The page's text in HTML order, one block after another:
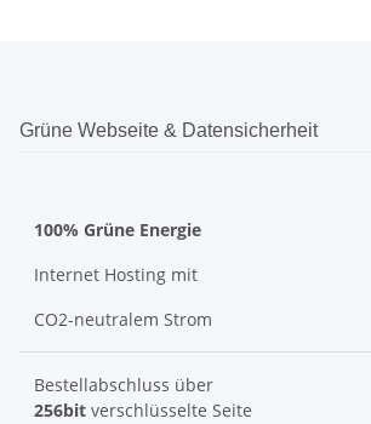
Grüne Webseite & Datensicherheit
100% Grüne Energie
Internet Hosting mit
CO2-neutralem Strom
Bestellabschluss über
256bit verschlüsselte Seite